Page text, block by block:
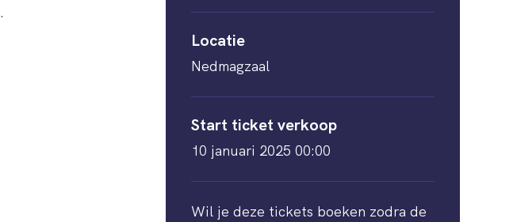
.
Locatie
Nedmagzaal
Start ticket verkoop
10 januari 2025 00:00
Wil je deze tickets boeken zodra de